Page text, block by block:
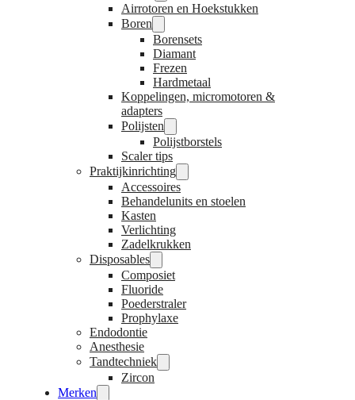
Airrotoren en Hoekstukken
Boren
Borensets
Diamant
Frezen
Hardmetaal
Koppelingen, micromotoren &
adapters
Polijsten
Polijstborstels
Scaler tips
Praktijkinrichting
Accessoires
Behandelunits en stoelen
Kasten
Verlichting
Zadelkrukken
Disposables
Composiet
Fluoride
Poederstraler
Prophylaxe
Endodontie
Anesthesie
Tandtechniek
Zircon
Merken